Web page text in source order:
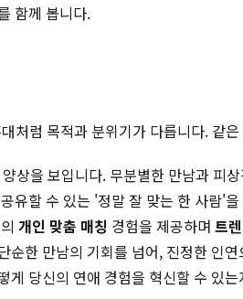
함께 봅니다.
처럼 목적과 분위기가 다릅니다.
상을 보입니다. 무분별한 만남과 피
유할 수 있는 '정말 잘 맞는 한 사람'
개인 맞춤 매칭 경험을 제공하며 트
순한 만남의 기회를 넘어, 진정한
당신의 연애 경험을 혁신할 수 있